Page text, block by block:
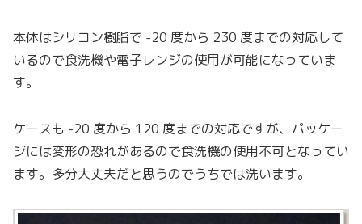
本体はシリコン樹脂で -20 度から 230 度までの対応して
いるので食洗機や電子レンジの使用が可能になっていま
す。
ケースも -20 度から 120 度までの対応ですが、パッケー
ジには変形の恐れがあるので食洗機の使用不可となってい
ます。多分大丈夫だと思うのでうちでは洗います。